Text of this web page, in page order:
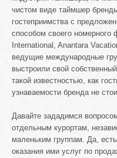
чистом виде таймшер
гостеприимства с
способом своего
International, Anantara
ведущие международные
выстроили свой
такой известностью, как
узнаваемости бренда не
Давайте зададимся
отдельным курортам,
маленьким группам. Да,
оказания ими услуг по